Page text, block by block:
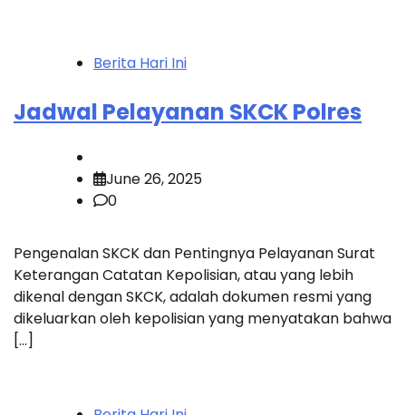
Berita Hari Ini
Jadwal Pelayanan SKCK Polres
June 26, 2025
0
Pengenalan SKCK dan Pentingnya Pelayanan Surat
Keterangan Catatan Kepolisian, atau yang lebih
dikenal dengan SKCK, adalah dokumen resmi yang
dikeluarkan oleh kepolisian yang menyatakan bahwa
[…]